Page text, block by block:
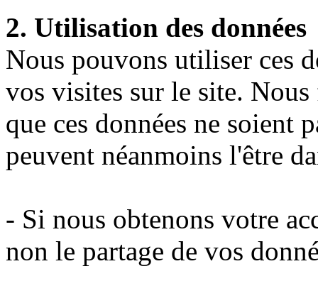
2. Utilisation des données
Nous pouvons utiliser ces
vos visites sur le site.
que ces données ne soient
peuvent néanmoins l'être
- Si nous obtenons votre
non le partage de vos